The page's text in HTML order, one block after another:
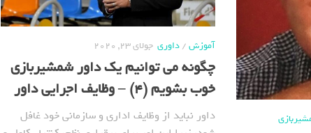
آموزش/داوری جولای 23, 2020
چگونه می توانیم یک داور شمشیربازی
خوب بشویم (4) – وظایف اجرایی داور
داور نباید از وظایف اداری و سازمانی خود غافل